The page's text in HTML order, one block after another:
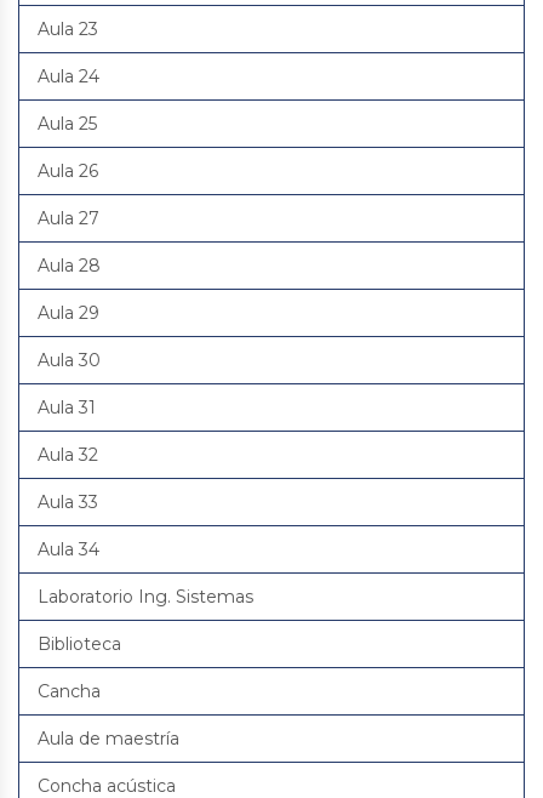
Aula 23
Aula 24
Aula 25
Aula 26
Aula 27
Aula 28
Aula 29
Aula 30
Aula 31
Aula 32
Aula 33
Aula 34
Laboratorio Ing. Sistemas
Biblioteca
Cancha
Aula de maestría
Concha acústica